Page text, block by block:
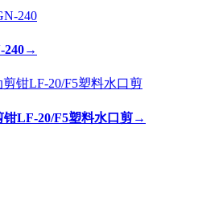
240→
LF-20/F5塑料水口剪→